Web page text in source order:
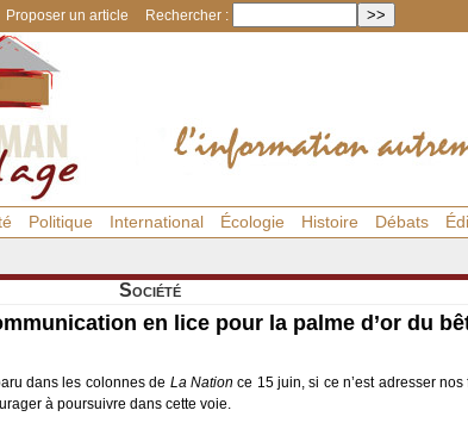
Proposer un article Rechercher :
Politique International Écologie Histoire Débats
Société
en lice pour la palme d’or du
dans les colonnes de La Nation ce 15 juin, si ce n’est adresser
à poursuivre dans cette voie.